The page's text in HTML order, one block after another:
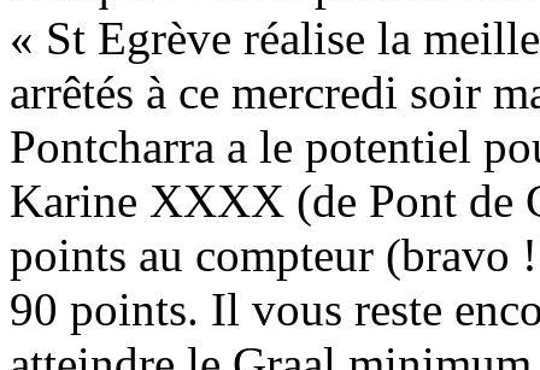
« St Egrève réalise la
arrêtés à ce mercredi soir
Pontcharra a le potentiel
Karine XXXX (de Pont de
points au compteur (bravo
90 points. Il vous reste